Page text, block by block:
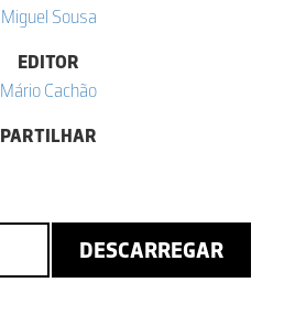
Miguel Sousa
EDITOR
Mário Cachão
PARTILHAR
DESCARREGAR